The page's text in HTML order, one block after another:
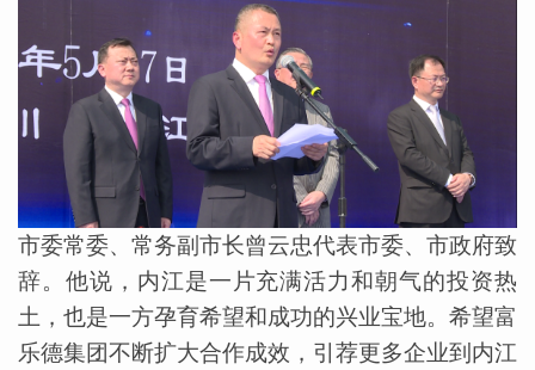
市委常委、常务副市长曾云忠代表市委、市政府致
辞。他说，内江是一片充满活力和朝气的投资热
土，也是一方孕育希望和成功的兴业宝地。希望富
乐德集团不断扩大合作成效，引荐更多企业到内江